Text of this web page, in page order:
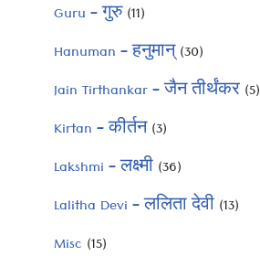
Guru – गुरु(11)
Hanuman – हनुमान्(30)
Jain Tirthankar – जैन तीर्थंकर(5)
Kirtan – कीर्तन(3)
Lakshmi – लक्ष्मी(36)
Lalitha Devi – ललिता देवी(13)
Misc (15)